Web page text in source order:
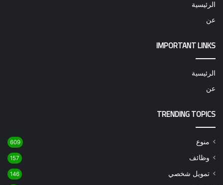
الرئيسية
عن
IMPORTANT LINKS
الرئيسية
عن
TRENDING TOPICS
منوع 609
وظائف 157
تمويل شخصي 146